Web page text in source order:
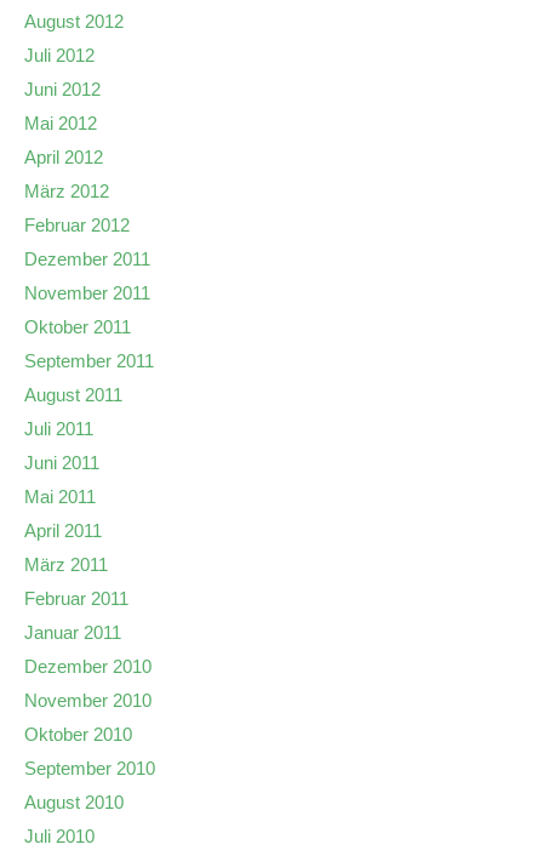
August 2012
Juli 2012
Juni 2012
Mai 2012
April 2012
März 2012
Februar 2012
Dezember 2011
November 2011
Oktober 2011
September 2011
August 2011
Juli 2011
Juni 2011
Mai 2011
April 2011
März 2011
Februar 2011
Januar 2011
Dezember 2010
November 2010
Oktober 2010
September 2010
August 2010
Juli 2010